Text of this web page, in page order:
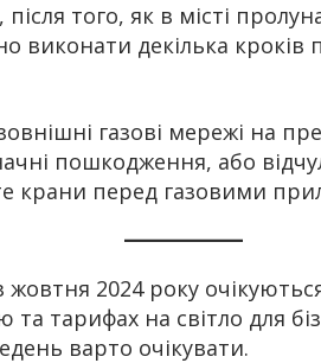
, після того, як в місті
виконати декілька
газові мережі на
пошкодження, або
крани перед газовими
2024 року
тарифах на світло для
варто очікувати.